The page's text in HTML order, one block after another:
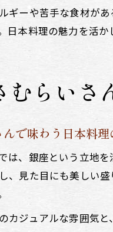
ギーや苦手な食材が
日本料理の魅力を活
むらいさ
で味わう日本料理
は、銀座という立地
、見た目にも美しい
カジュアルな雰囲気